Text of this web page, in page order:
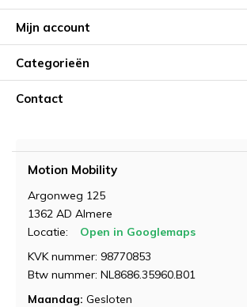
Mijn account
Categorieën
Contact
Motion Mobility
Argonweg 125
1362 AD Almere
Locatie:
Open in Googlemaps
KVK nummer: 98770853
Btw nummer: NL8686.35960.B01
Maandag: Gesloten